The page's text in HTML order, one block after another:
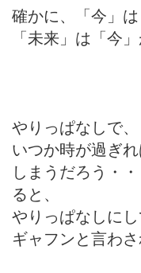
確かに、「今」は
「未来」は「今
やりっぱなしで、
いつか時が過ぎ
しまうだろう・
ると、
やりっぱなしに
ギャフンと言わ